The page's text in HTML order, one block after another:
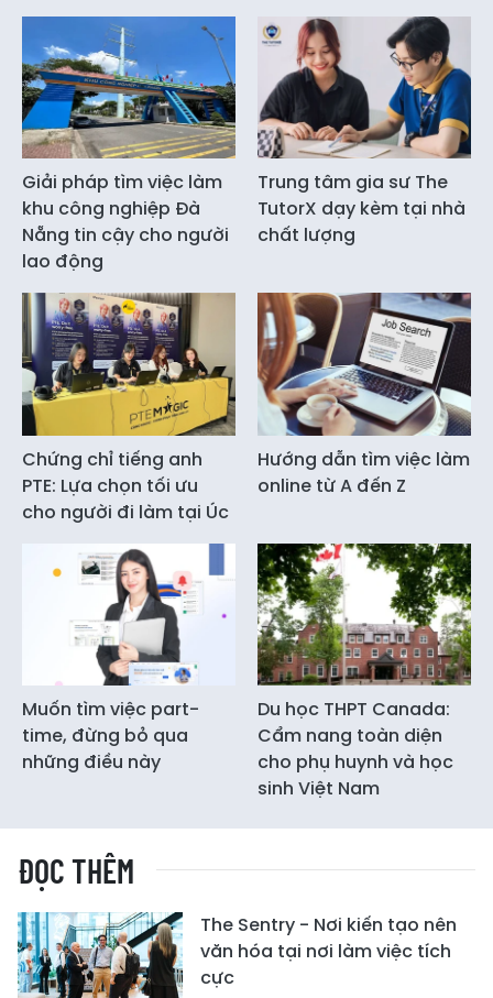
Giải pháp tìm việc làm
khu công nghiệp Đà
Nẵng tin cậy cho người
lao động
Trung tâm gia sư The
TutorX dạy kèm tại nhà
chất lượng
Chứng chỉ tiếng anh
PTE: Lựa chọn tối ưu
cho người đi làm tại Úc
Hướng dẫn tìm việc làm
online từ A đến Z
Muốn tìm việc part-
time, đừng bỏ qua
những điều này
Du học THPT Canada:
Cẩm nang toàn diện
cho phụ huynh và học
sinh Việt Nam
ĐỌC THÊM
The Sentry - Nơi kiến tạo nên
văn hóa tại nơi làm việc tích
cực